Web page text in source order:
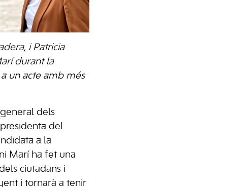
i Patricia
durant la
un acte amb més
dels
del
a la
Marí ha fet una
ciutadans i
i tornarà a tenir